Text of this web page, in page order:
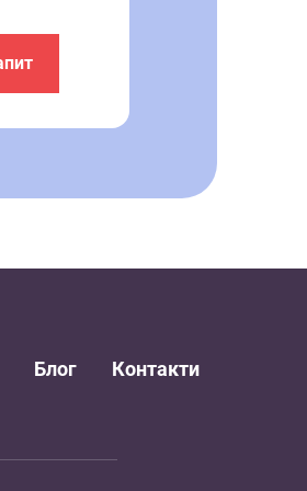
Блог Контакти